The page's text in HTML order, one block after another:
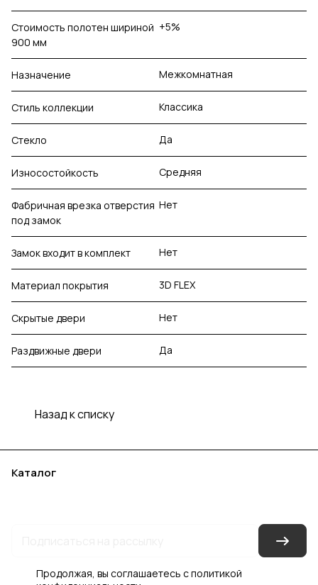
Стоимость полотен шириной
900 мм
+5%
Назначение Межкомнатная
Стиль коллекции Классика
Стекло Да
Износостойкость Средняя
Фабричная врезка отверстия
под замок
Нет
Замок входит в комплект Нет
Материал покрытия 3D FLEX
Скрытые двери Нет
Раздвижные двери Да
Назад к списку
Каталог
Продолжая, вы соглашаетесь сполитикой